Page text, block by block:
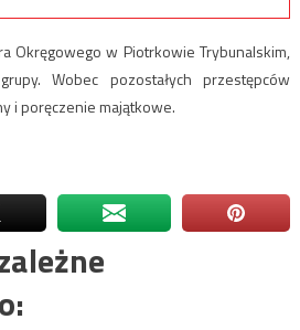
Okręgowego w Piotrkowie Trybunalskim,
Wobec pozostałych przestępców
i poręczenie majątkowe.